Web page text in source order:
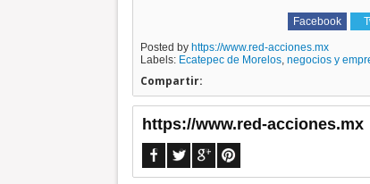
Facebook
Posted by https://www.red-acciones.mx
Labels: Ecatepec de Morelos, negocios y
Compartir:
https://www.red-acciones.mx